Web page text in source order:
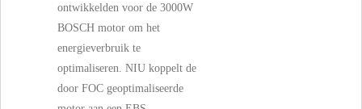
ontwikkelden voor de 3000W
BOSCH motor om het
energieverbruik te
optimaliseren. NIU koppelt de
door FOC geoptimaliseerde